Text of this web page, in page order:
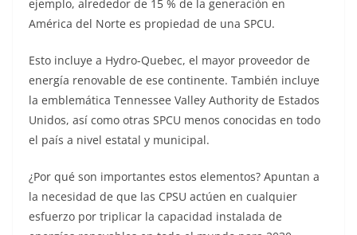
ejemplo, alrededor de 15 % de la generación en
América del Norte es propiedad de una SPCU.
Esto incluye a Hydro-Quebec, el mayor proveedor de
energía renovable de ese continente. También incluye
la emblemática Tennessee Valley Authority de Estados
Unidos, así como otras SPCU menos conocidas en todo
el país a nivel estatal y municipal.
¿Por qué son importantes estos elementos? Apuntan a
la necesidad de que las CPSU actúen en cualquier
esfuerzo por triplicar la capacidad instalada de